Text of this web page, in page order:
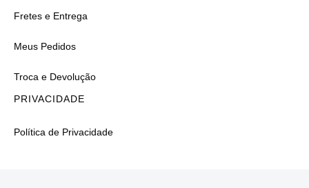
Fretes e Entrega
Meus Pedidos
Troca e Devolução
PRIVACIDADE
Política de Privacidade